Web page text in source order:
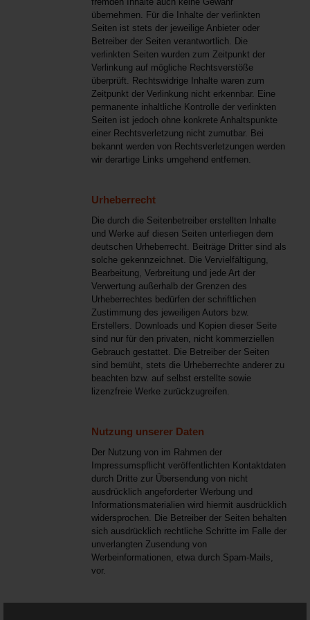
übernehmen. Für die Inhalte der verlinkten
Seiten ist stets der jeweilige Anbieter oder
Betreiber der Seiten verantwortlich. Die
verlinkten Seiten wurden zum Zeitpunkt der
Verlinkung auf mögliche Rechtsverstöße
überprüft. Rechtswidrige Inhalte waren zum
Zeitpunkt der Verlinkung nicht erkennbar. Eine
permanente inhaltliche Kontrolle der verlinkten
Seiten ist jedoch ohne konkrete Anhaltspunkte
einer Rechtsverletzung nicht zumutbar. Bei
bekannt werden von Rechtsverletzungen werden
wir derartige Links umgehend entfernen.
Urheberrecht
Die durch die Seitenbetreiber erstellten Inhalte
und Werke auf diesen Seiten unterliegen dem
deutschen Urheberrecht. Beiträge Dritter sind als
solche gekennzeichnet. Die Vervielfältigung,
Bearbeitung, Verbreitung und jede Art der
Verwertung außerhalb der Grenzen des
Urheberrechtes bedürfen der schriftlichen
Zustimmung des jeweiligen Autors bzw.
Erstellers. Downloads und Kopien dieser Seite
sind nur für den privaten, nicht kommerziellen
Gebrauch gestattet. Die Betreiber der Seiten
sind bemüht, stets die Urheberrechte anderer zu
beachten bzw. auf selbst erstellte sowie
lizenzfreie Werke zurückzugreifen.
Nutzung unserer Daten
Der Nutzung von im Rahmen der
Impressumspflicht veröffentlichten Kontaktdaten
durch Dritte zur Übersendung von nicht
ausdrücklich angeforderter Werbung und
Informationsmaterialien wird hiermit ausdrücklich
widersprochen. Die Betreiber der Seiten behalten
sich ausdrücklich rechtliche Schritte im Falle der
unverlangten Zusendung von
Werbeinformationen, etwa durch Spam-Mails,
vor.